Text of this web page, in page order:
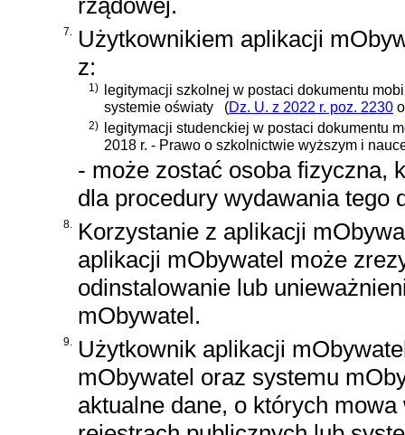
rządowej.
7. Użytkownikiem aplikacji
z:
1) legitymacji szkolnej w postaci dokumentu
systemie oświaty
(Dz. U. z 2022 r. poz. 2230
2) legitymacji studenckiej w postaci dokumentu
2018 r. - Prawo o szkolnictwie wyższym i
- może zostać osoba fizyczna,
dla procedury wydawania tego
8. Korzystanie z aplikacji
aplikacji mObywatel może
odinstalowanie lub
mObywatel.
9. Użytkownik aplikacji
mObywatel oraz systemu
aktualne dane, o których